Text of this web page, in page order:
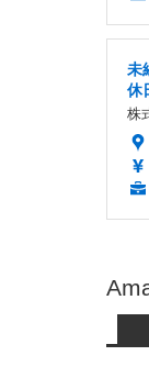
未
休
株